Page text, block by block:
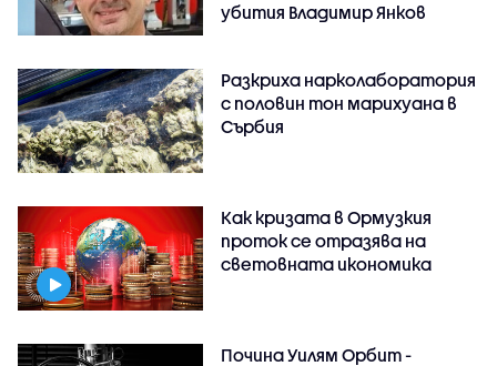
убития Владимир Янков
Разкриха нарколаборатория
с половин тон марихуана в
Сърбия
Как кризата в Ормузкия
проток се отразява на
световната икономика
Почина Уилям Орбит -